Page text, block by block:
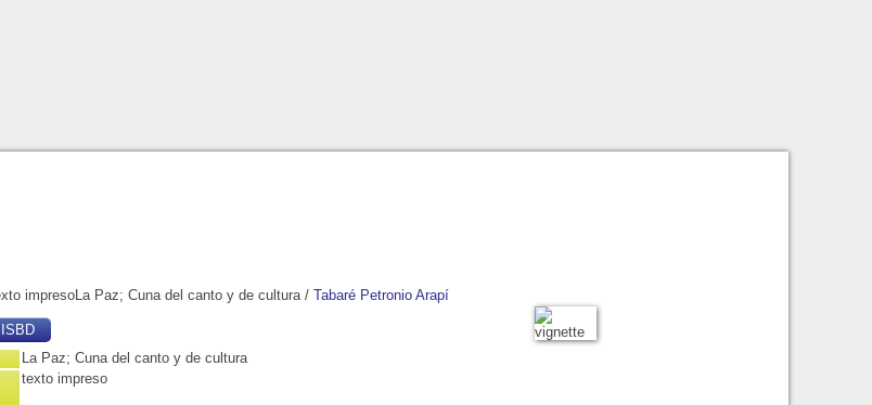
La Paz; Cuna del canto y de cultura / Tabaré Petronio Arapí
ISBD
La Paz; Cuna del canto y de cultura
texto impreso